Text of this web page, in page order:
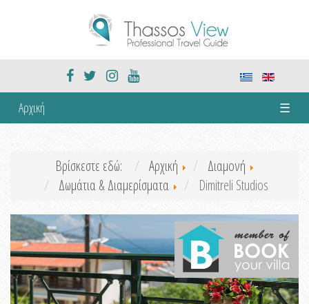
Αρχική ☰
Βρίσκεστε εδώ: Αρχική
Διαμονή
Δωμάτια & Διαμερίσματα
Dimitreli Studios